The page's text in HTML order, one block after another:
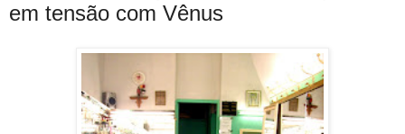
em tensão com Vênus